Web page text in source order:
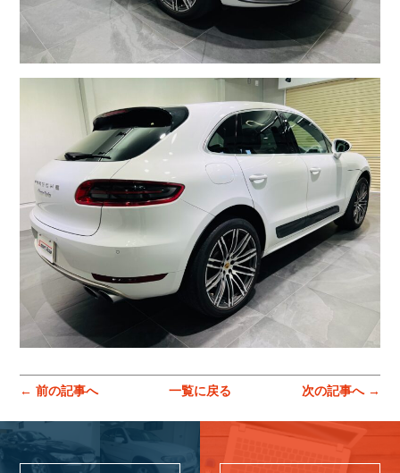
← 前の記事へ 一覧に戻る 次の記事へ →
プロテクションフィルム専門店
株式会社スマート・カーサービス
コーポレートサイトはこちら
コーポレートサイトはこちら